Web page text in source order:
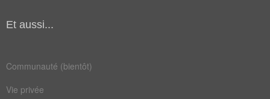
calvados
gothique
laitiere
Et aussi...
Communauté (bientôt)
Vie privée